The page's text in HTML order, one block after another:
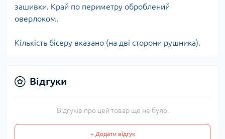
зашивки. Край по периметру оброблений
оверлоком.
Кількість бісеру вказано (на дві сторони рушника).
Відгуки
Відгуків про цей товар ще не було.
+ Додати відгук